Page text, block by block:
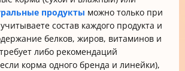
продукты можно только при
состав каждого продукта и
белков, жиров, витаминов и
либо рекомендаций
корма одного бренда и линейки),